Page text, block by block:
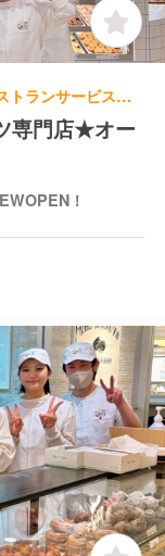
カフェ, ベーカリー・ブーランジェリー | レストランサービス・ホールスタッフ | JACK IN THE DONUTS 12月中野にNEWOPEN！
専門店★オー
！